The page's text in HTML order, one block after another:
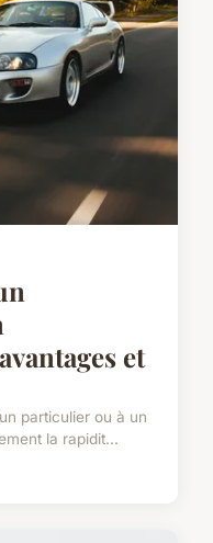
et
particulier ou à un
la rapidit...